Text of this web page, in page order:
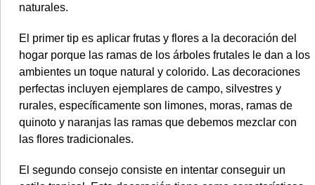
naturales.
El primer tip es aplicar frutas y flores a la decoración del
hogar porque las ramas de los árboles frutales le dan a los
ambientes un toque natural y colorido. Las decoraciones
perfectas incluyen ejemplares de campo, silvestres y
rurales, específicamente son limones, moras, ramas de
quinoto y naranjas las ramas que debemos mezclar con
las flores tradicionales.
El segundo consejo consiste en intentar conseguir un